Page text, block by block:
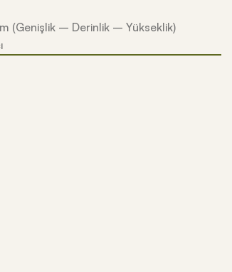
(Genişlik – Derinlik – Yükseklik)